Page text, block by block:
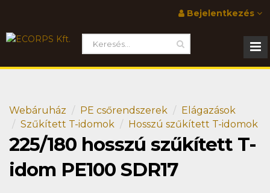
Bejelentkezés
Webáruház PE csőrendszerek
Elágazások
Szűkített T-idomok
Hosszú szűkített T-idomok
225/180 hosszú szűkített T-
idom PE100 SDR17